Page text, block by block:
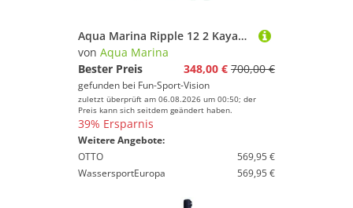
Aqua Marina Ripple 12 2 Kayak Green
von Aqua Marina
Bester Preis
348,00 € 700,00 €
gefunden bei Fun-Sport-Vision
zuletzt überprüft am 06.08.2026 um 00:50; der
Preis kann sich seitdem geändert haben.
39% Ersparnis
Weitere Angebote:
OTTO
569,95 €
WassersportEuropa
569,95 €